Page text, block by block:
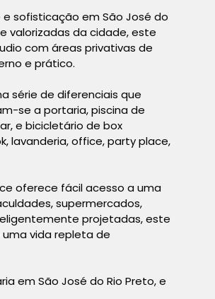
sofisticação em São José do
valorizadas da cidade, este
com áreas privativas de
e prático.
série de diferenciais que
se a portaria, piscina de
e bicicletário de box
lavanderia, office, party place,
oferece fácil acesso a uma
supermercados,
projetadas, este
vida repleta de
em São José do Rio Preto, e